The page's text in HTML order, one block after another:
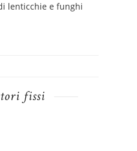
lenticchie e funghi
fissi